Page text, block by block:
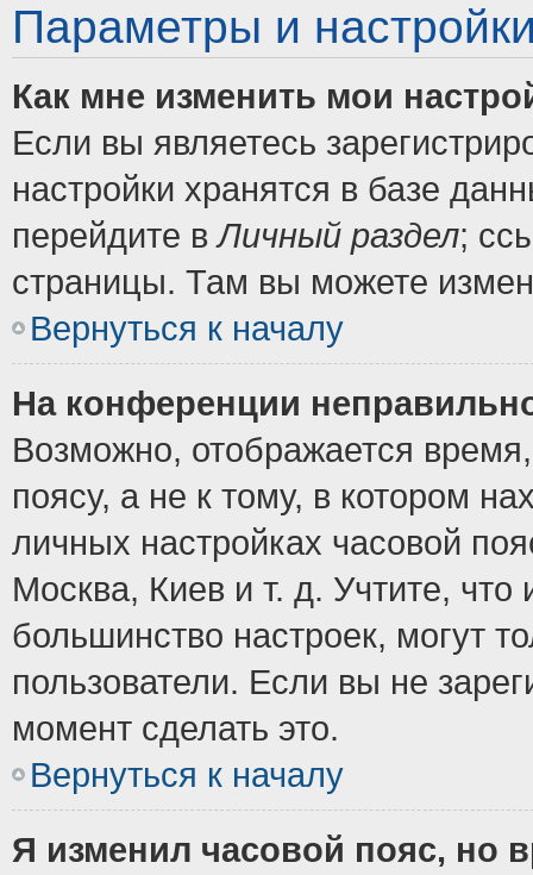
Параметры и
Как мне изменить мои
Если вы являетесь
настройки хранятся в базе
перейдите вЛичный раздел;
страницы. Там вы можете
Вернуться к началу
На конференции
Возможно, отображается
поясу, а не к тому, в котором
личных настройках часовой
Москва, Киев и т. д. Учтите, что
большинство настроек, могут
пользователи. Если вы не
момент сделать это.
Вернуться к началу
Я изменил часовой пояс, но